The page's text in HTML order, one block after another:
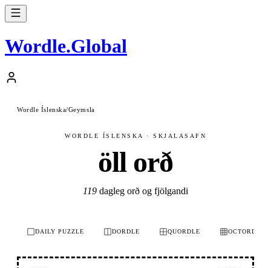
Wordle.Global
Wordle Íslenska/Geymsla
WORDLE ÍSLENSKA · SKJALASAFN
öll orð
119 dagleg orð og fjölgandi
DAILY PUZZLE DORDLE QUORDLE OCTORDLE